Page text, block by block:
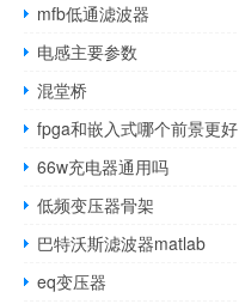
mfb低通滤波器
电感主要参数
混堂桥
fpga和嵌入式哪个前景更好
66w充电器通用吗
低频变压器骨架
巴特沃斯滤波器matlab
eq变压器